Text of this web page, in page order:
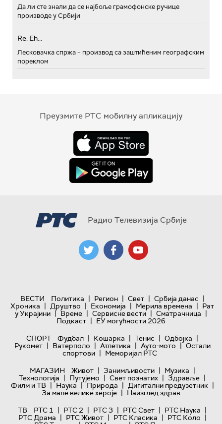
Да ли сте знали да се најбоље грамофонске ручице
производе у Србији
Re: Eh...
Лесковачка спржа – производ са заштићеним географским
пореклом
Преузмите РТС мобилну апликацију
Радио Телевизија Србије
ВЕСТИ Политика | Регион | Свет | Србија данас |
Хроника | Друштво | Економија | Мерила времена | Рат
у Украјини | Време | Сервисне вести | Сматрачница |
Подкаст | ЕУ могућности 2026
СПОРТ
Фудбал | Кошарка | Тенис | Одбојка |
Рукомет | Ватерполо | Атлетика | Ауто-мото | Остали
спортови | Меморијал РТС
МАГАЗИН
Живот | Занимљивости | Музика |
Технологијa | Путујемо | Свет познатих | Здравље |
Филм и ТВ | Наука | Природа | Дигитални предузетник |
За мале велике хероје | Наизглед здрав
ТВ
РТС 1 | РТС 2 | РТС 3 | РТС Свет | РТС Наука |
РТС Драма | РТС Живот | РТС Класика | РТС Коло |